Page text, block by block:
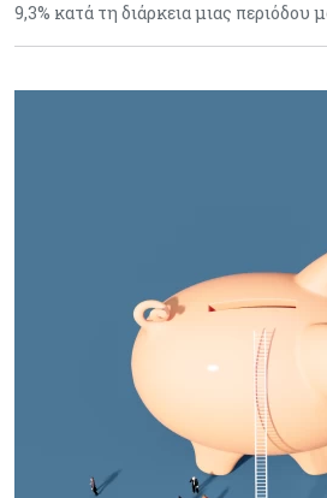
9,3% κατά τη διάρκεια μιας